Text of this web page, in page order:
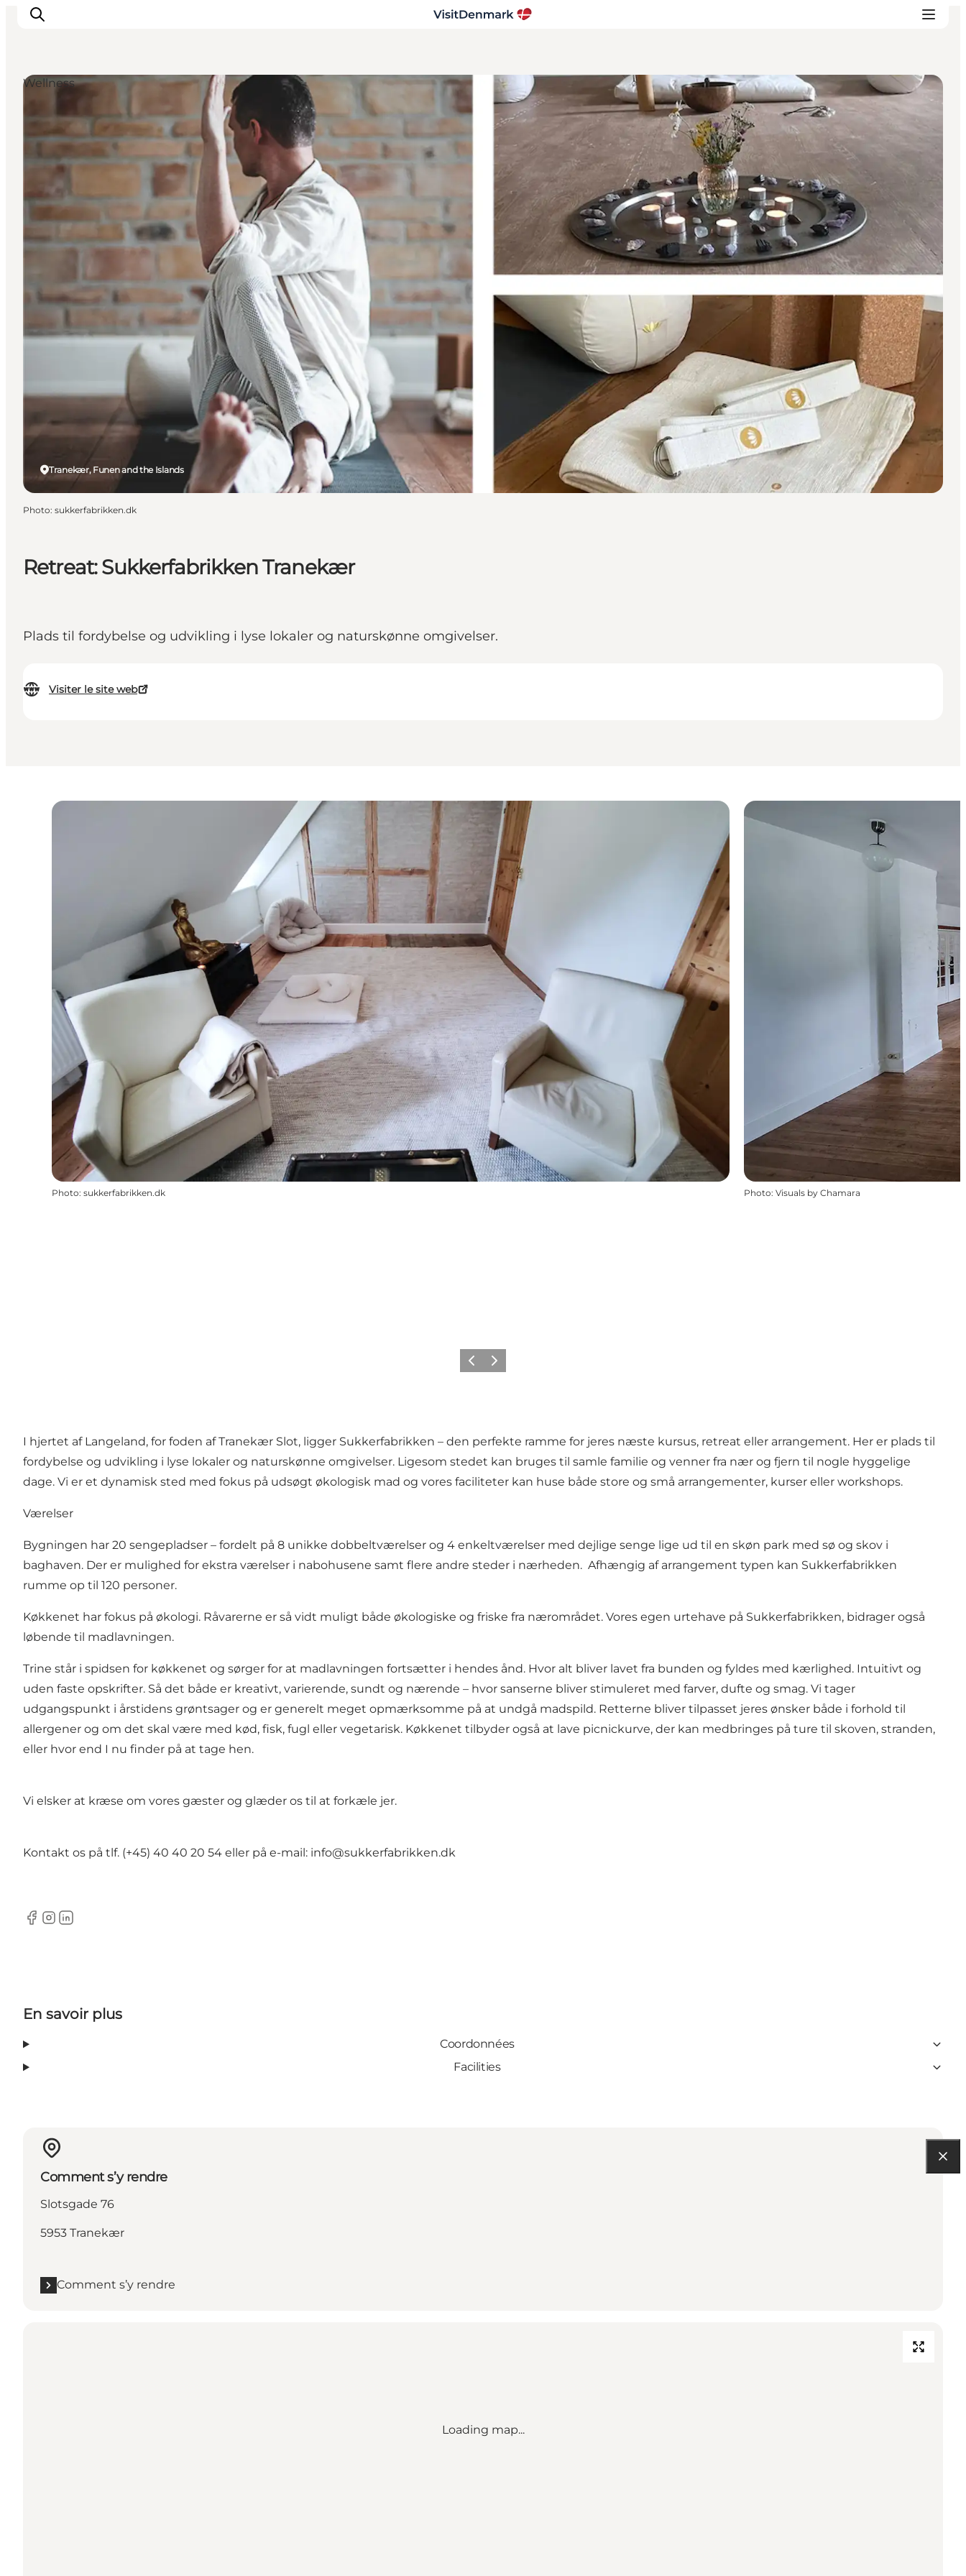
Inspirations
Destinations
Quoi faire
Hébergements
Planifiez votre voyage
Retreat: Sukkerfabrikken Tranekær
Plads til fordybelse og udvikling i lyse lokaler og naturskønne omgivelser.
Visiter le site web
Tranekær, Funen and the Islands
Wellness
Photo: sukkerfabrikken.dk
Photo: sukkerfabrikken.dk Photo: Visuals by Chamara
PrécédentSuivant
I hjertet af Langeland, for foden af Tranekær Slot, ligger Sukkerfabrikken – den perfekte ramme for jeres næste kursus, retreat eller arrangement. Her er plads til
fordybelse og udvikling i lyse lokaler og naturskønne omgivelser. Ligesom stedet kan bruges til samle familie og venner fra nær og fjern til nogle hyggelige
dage. Vi er et dynamisk sted med fokus på udsøgt økologisk mad og vores faciliteter kan huse både store og små arrangementer, kurser eller workshops.
Værelser
Bygningen har 20 sengepladser – fordelt på 8 unikke dobbeltværelser og 4 enkeltværelser med dejlige senge lige ud til en skøn park med sø og skov i
baghaven. Der er mulighed for ekstra værelser i nabohusene samt flere andre steder i nærheden. Afhængig af arrangement typen kan Sukkerfabrikken
rumme op til 120 personer.
Køkkenet har fokus på økologi. Råvarerne er så vidt muligt både økologiske og friske fra nærområdet. Vores egen urtehave på Sukkerfabrikken, bidrager også
løbende til madlavningen.
Trine står i spidsen for køkkenet og sørger for at madlavningen fortsætter i hendes ånd. Hvor alt bliver lavet fra bunden og fyldes med kærlighed. Intuitivt og
uden faste opskrifter. Så det både er kreativt, varierende, sundt og nærende – hvor sanserne bliver stimuleret med farver, dufte og smag. Vi tager
udgangspunkt i årstidens grøntsager og er generelt meget opmærksomme på at undgå madspild. Retterne bliver tilpasset jeres ønsker både i forhold til
allergener og om det skal være med kød, fisk, fugl eller vegetarisk. Køkkenet tilbyder også at lave picnickurve, der kan medbringes på ture til skoven, stranden,
eller hvor end I nu finder på at tage hen.
Vi elsker at kræse om vores gæster og glæder os til at forkæle jer.
Kontakt os på tlf. (+45) 40 40 20 54 eller på e-mail: info@sukkerfabrikken.dk
Facebook
Instagram
LinkedIn
En savoir plus
Coordonnées
Facilities
Comment s’y rendre
Slotsgade 76
5953 Tranekær
Comment s’y rendre
Loading map...